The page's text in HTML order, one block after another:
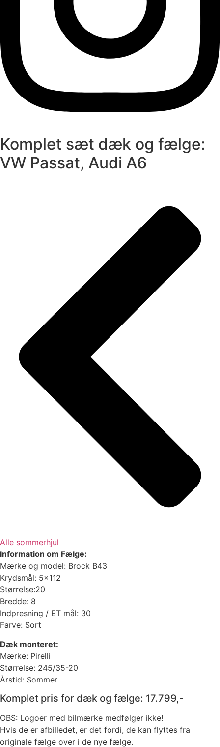
Komplet sæt dæk og fælge:
VW Passat, Audi A6
Alle sommerhjul
Information om Fælge:
Mærke og model: Brock B43
Krydsmål: 5×112
Størrelse:20
Bredde: 8
Indpresning / ET mål: 30
Farve: Sort
Dæk monteret:
Mærke: Pirelli
Størrelse: 245/35-20
Årstid: Sommer
Komplet pris for dæk og fælge: 17.799,-
OBS: Logoer med bilmærke medfølger ikke!
Hvis de er afbilledet, er det fordi, de kan flyttes fra
originale fælge over i de nye fælge.